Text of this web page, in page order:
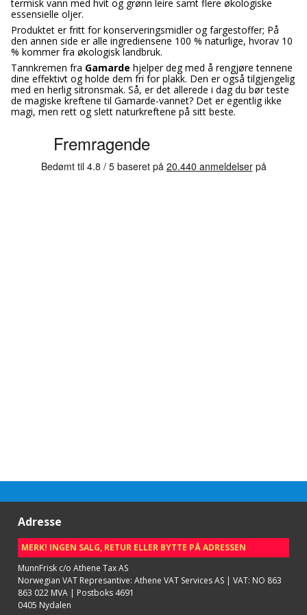
termisk vann med hvit og grønn leire samt flere økologiske
essensielle oljer.
Produktet er fritt for konserveringsmidler og fargestoffer; På
den annen side er alle ingrediensene 100 % naturlige, hvorav 10
% kommer fra økologisk landbruk.
Tannkremen fra Gamarde hjelper deg med å rengjøre tennene
dine effektivt og holde dem fri for plakk. Den er også tilgjengelig
med en herlig sitronsmak. Så, er det allerede i dag du bør teste
de magiske kreftene til Gamarde-vannet? Det er egentlig ikke
magi, men rett og slett naturkreftene på sitt beste.
Adresse
MERK! INGEN SALG, RETUR ELLER BYTTE PÅ ADRESSEN
MunnFrisk c/o Athene Tax AS
Norwegian VAT Represantive: Athene VAT Services AS | VAT: NO 863
863 022 MVA | Postboks 4691
0405 Nydalen